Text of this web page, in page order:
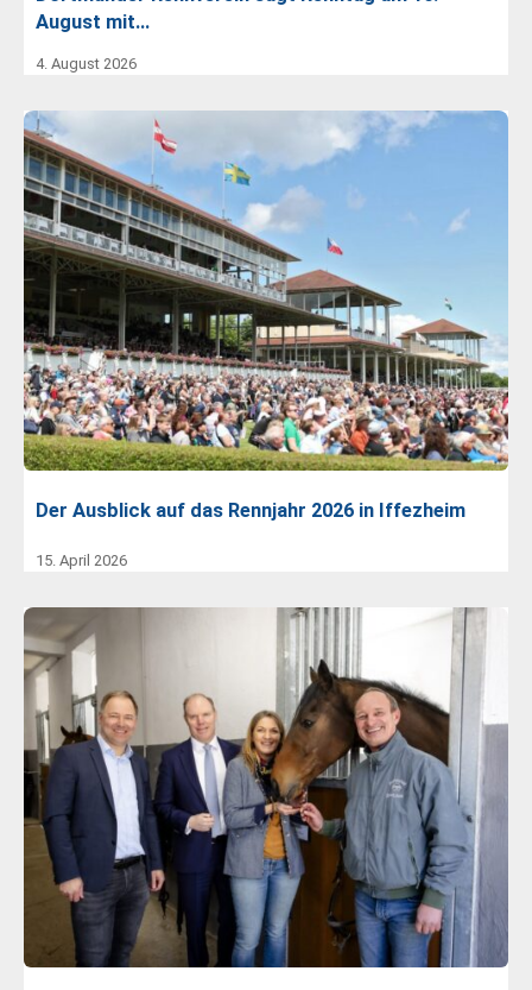
August mit…
4. August 2026
Der Ausblick auf das Rennjahr 2026 in Iffezheim
15. April 2026